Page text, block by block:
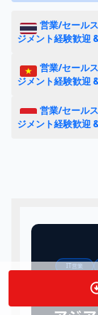
営業/セール
ジメント経験歓迎
営業/セール
ジメント経験歓迎
営業/セール
ジメント経験歓迎
IT営業